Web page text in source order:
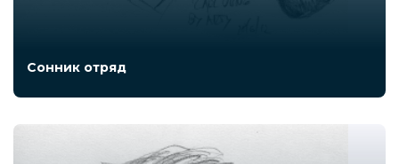
Сонник отряд